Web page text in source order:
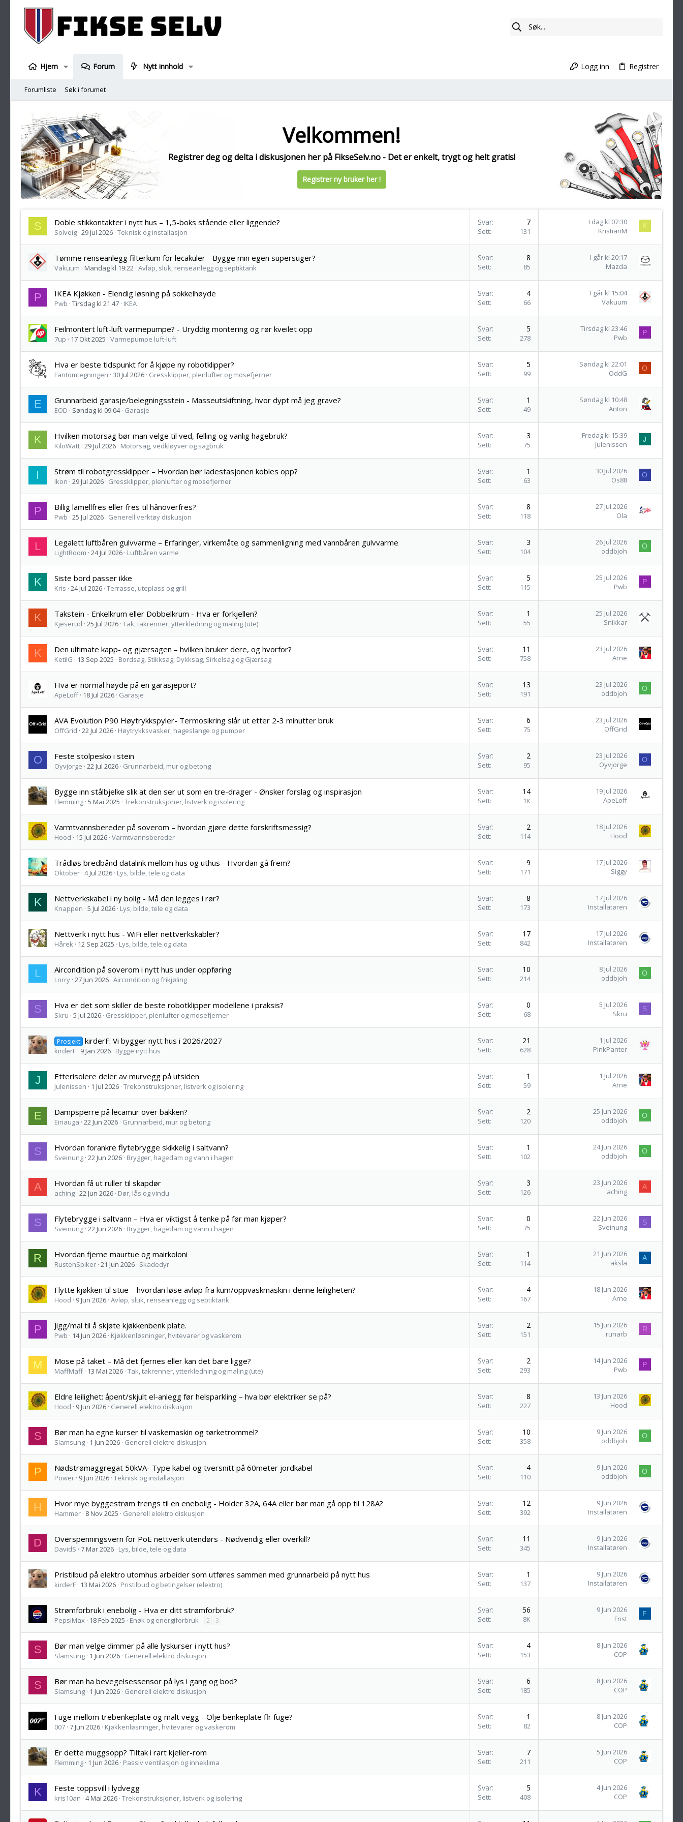
Hjem Forum Nytt innhold Logg inn Registrer
Forumliste Søk i forumet
Velkommen!
Registrer deg og delta i diskusjonen her på FikseSelv.no - Det er enkelt, trygt og helt gratis!
Registrer ny bruker her !
S Doble stikkontakter i nytt hus – 1,5-boks stående eller liggende?
Solveig 29 Jul 2026 Teknisk og installasjon
Svar 7
Sett 131
I dag kl 07:30
KristianM
K
Tømme renseanlegg filterkum for lecakuler - Bygge min egen supersuger?
Vakuum Mandag kl 19:22 Avløp, sluk, renseanlegg og septiktank
Svar 8
Sett 85
I går kl 20:17
Mazda
P IKEA Kjøkken - Elendig løsning på sokkelhøyde
Pwb Tirsdag kl 21:47 IKEA
Svar 4
Sett 66
I går kl 15:04
Vakuum
Feilmontert luft-luft varmepumpe? - Uryddig montering og rør kveilet opp
7up 17 Okt 2025 Varmepumpe luft-luft
Svar 5
Sett 278
Tirsdag kl 23:46
Pwb
P
Hva er beste tidspunkt for å kjøpe ny robotklipper?
Fantomtegningen 30 Jul 2026 Gressklipper, plenlufter og mosefjerner
Svar 5
Sett 99
Søndag kl 22:01
OddG
O
E Grunnarbeid garasje/belegningsstein - Masseutskiftning, hvor dypt må jeg grave?
EOD Søndag kl 09:04 Garasje
Svar 1
Sett 49
Søndag kl 10:48
Anton
K Hvilken motorsag bør man velge til ved, felling og vanlig hagebruk?
KiloWatt 29 Jul 2026 Motorsag, vedkløyver og sagbruk
Svar 3
Sett 75
Fredag kl 15:39
Julenissen
J
I Strøm til robotgressklipper – Hvordan bør ladestasjonen kobles opp?
Ikon 29 Jul 2026 Gressklipper, plenlufter og mosefjerner
Svar 1
Sett 63
30 Jul 2026
Os88
O
P Billig lamellfres eller fres til hånoverfres?
Pwb 25 Jul 2026 Generell verktøy diskusjon
Svar 8
Sett 118
27 Jul 2026
Ola
L Legalett luftbåren gulvvarme – Erfaringer, virkemåte og sammenligning med vannbåren gulvvarme
LightRoom 24 Jul 2026 Luftbåren varme
Svar 3
Sett 104
26 Jul 2026
oddbjoh
O
K Siste bord passer ikke
Kris 24 Jul 2026 Terrasse, uteplass og grill
Svar 5
Sett 115
25 Jul 2026
Pwb
P
K Takstein - Enkelkrum eller Dobbelkrum - Hva er forkjellen?
Kjeserud 25 Jul 2026 Tak, takrenner, ytterkledning og maling (ute)
Svar 1
Sett 55
25 Jul 2026
Snikkar
K Den ultimate kapp- og gjærsagen – hvilken bruker dere, og hvorfor?
KetilG 13 Sep 2025 Bordsag, Stikksag, Dykksag, Sirkelsag og Gjærsag
Svar 11
Sett 758
23 Jul 2026
Arne
Hva er normal høyde på en garasjeport?
ApeLoff 18 Jul 2026 Garasje
Svar 13
Sett 191
23 Jul 2026
oddbjoh
O
AVA Evolution P90 Høytrykkspyler- Termosikring slår ut etter 2-3 minutter bruk
OffGrid 22 Jul 2026 Høytrykksvasker, hageslange og pumper
Svar 6
Sett 75
23 Jul 2026
OffGrid
O Feste stolpesko i stein
Oyvjorge 22 Jul 2026 Grunnarbeid, mur og betong
Svar 2
Sett 95
23 Jul 2026
Oyvjorge
O
Bygge inn stålbjelke slik at den ser ut som en tre-drager - Ønsker forslag og inspirasjon
Flemming 5 Mai 2025 Trekonstruksjoner, listverk og isolering
Svar 14
Sett 1K
19 Jul 2026
ApeLoff
Varmtvannsbereder på soverom – hvordan gjøre dette forskriftsmessig?
Hood 15 Jul 2026 Varmtvannsbereder
Svar 2
Sett 114
18 Jul 2026
Hood
Trådløs bredbånd datalink mellom hus og uthus - Hvordan gå frem?
Oktober 4 Jul 2026 Lys, bilde, tele og data
Svar 9
Sett 171
17 Jul 2026
Siggy
K Nettverkskabel i ny bolig - Må den legges i rør?
Knappen 5 Jul 2026 Lys, bilde, tele og data
Svar 8
Sett 173
17 Jul 2026
Installatøren
Nettverk i nytt hus - WiFi eller nettverkskabler?
Hårek 12 Sep 2025 Lys, bilde, tele og data
Svar 17
Sett 842
17 Jul 2026
Installatøren
L Aircondition på soverom i nytt hus under oppføring
Lorry 27 Jun 2026 Aircondition og frikjøling
Svar 10
Sett 214
8 Jul 2026
oddbjoh
O
S Hva er det som skiller de beste robotklipper modellene i praksis?
Skru 5 Jul 2026 Gressklipper, plenlufter og mosefjerner
Svar 0
Sett 68
5 Jul 2026
Skru
S
Prosjekt kirderF: Vi bygger nytt hus i 2026/2027
kirderF 9 Jan 2026 Bygge nytt hus
Svar 21
Sett 628
1 Jul 2026
PinkPanter
J Etterisolere deler av murvegg på utsiden
Julenissen 1 Jul 2026 Trekonstruksjoner, listverk og isolering
Svar 1
Sett 59
1 Jul 2026
Arne
E Dampsperre på lecamur over bakken?
Einauga 22 Jun 2026 Grunnarbeid, mur og betong
Svar 2
Sett 120
25 Jun 2026
oddbjoh
O
S Hvordan forankre flytebrygge skikkelig i saltvann?
Sveinung 22 Jun 2026 Brygger, hagedam og vann i hagen
Svar 1
Sett 102
24 Jun 2026
oddbjoh
O
A Hvordan få ut ruller til skapdør
aching 22 Jun 2026 Dør, lås og vindu
Svar 3
Sett 126
23 Jun 2026
aching
A
S Flytebrygge i saltvann – Hva er viktigst å tenke på før man kjøper?
Sveinung 22 Jun 2026 Brygger, hagedam og vann i hagen
Svar 0
Sett 75
22 Jun 2026
Sveinung
S
R Hvordan fjerne maurtue og mairkoloni
RustenSpiker 21 Jun 2026 Skadedyr
Svar 1
Sett 114
21 Jun 2026
aksla
A
Flytte kjøkken til stue – hvordan løse avløp fra kum/oppvaskmaskin i denne leiligheten?
Hood 9 Jun 2026 Avløp, sluk, renseanlegg og septiktank
Svar 4
Sett 167
18 Jun 2026
Arne
P Jigg/mal til å skjøte kjøkkenbenk plate.
Pwb 14 Jun 2026 Kjøkkenløsninger, hvitevarer og vaskerom
Svar 2
Sett 151
15 Jun 2026
runarb
R
M Mose på taket – Må det fjernes eller kan det bare ligge?
MaffMaff 13 Mai 2026 Tak, takrenner, ytterkledning og maling (ute)
Svar 2
Sett 293
14 Jun 2026
Pwb
P
Eldre leilighet: åpent/skjult el-anlegg før helsparkling – hva bør elektriker se på?
Hood 9 Jun 2026 Generell elektro diskusjon
Svar 8
Sett 227
13 Jun 2026
Hood
S Bør man ha egne kurser til vaskemaskin og tørketrommel?
Slamsung 1 Jun 2026 Generell elektro diskusjon
Svar 10
Sett 358
9 Jun 2026
oddbjoh
O
P Nødstrømaggregat 50kVA- Type kabel og tversnitt på 60meter jordkabel
Power 9 Jun 2026 Teknisk og installasjon
Svar 4
Sett 110
9 Jun 2026
oddbjoh
O
H Hvor mye byggestrøm trengs til en enebolig - Holder 32A, 64A eller bør man gå opp til 128A?
Hammer 8 Nov 2025 Generell elektro diskusjon
Svar 12
Sett 392
9 Jun 2026
Installatøren
D Overspenningsvern for PoE nettverk utendørs - Nødvendig eller overkill?
DavidS 7 Mar 2026 Lys, bilde, tele og data
Svar 11
Sett 345
9 Jun 2026
Installatøren
Pristilbud på elektro utomhus arbeider som utføres sammen med grunnarbeid på nytt hus
kirderF 13 Mai 2026 Pristilbud og betingelser (elektro)
Svar 1
Sett 137
9 Jun 2026
Installatøren
Strømforbruk i enebolig - Hva er ditt strømforbruk?
PepsiMax 18 Feb 2025 Enøk og energiforbruk 2 3
Svar 56
Sett 8K
9 Jun 2026
Frist
F
S Bør man velge dimmer på alle lyskurser i nytt hus?
Slamsung 1 Jun 2026 Generell elektro diskusjon
Svar 4
Sett 153
8 Jun 2026
COP
S Bør man ha bevegelsessensor på lys i gang og bod?
Slamsung 1 Jun 2026 Generell elektro diskusjon
Svar 6
Sett 185
8 Jun 2026
COP
Fuge mellom trebenkeplate og malt vegg - Olje benkeplate flr fuge?
007 7 Jun 2026 Kjøkkenløsninger, hvitevarer og vaskerom
Svar 1
Sett 82
8 Jun 2026
COP
Er dette muggsopp? Tiltak i rart kjeller-rom
Flemming 1 Jun 2026 Passiv ventilasjon og inneklima
Svar 7
Sett 211
5 Jun 2026
COP
K Feste toppsvill i lydvegg
kris10an 4 Mai 2026 Trekonstruksjoner, listverk og isolering
Svar 5
Sett 408
4 Jun 2026
COP